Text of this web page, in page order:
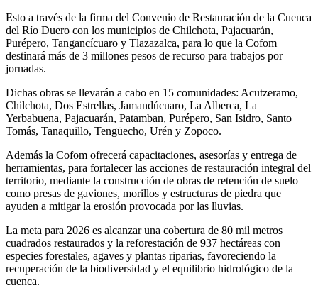
Esto a través de la firma del Convenio de Restauración de la Cuenca
del Río Duero con los municipios de Chilchota, Pajacuarán,
Purépero, Tangancícuaro y Tlazazalca, para lo que la Cofom
destinará más de 3 millones pesos de recurso para trabajos por
jornadas.
Dichas obras se llevarán a cabo en 15 comunidades: Acutzeramo,
Chilchota, Dos Estrellas, Jamandúcuaro, La Alberca, La
Yerbabuena, Pajacuarán, Patamban, Purépero, San Isidro, Santo
Tomás, Tanaquillo, Tengüecho, Urén y Zopoco.
Además la Cofom ofrecerá capacitaciones, asesorías y entrega de
herramientas, para fortalecer las acciones de restauración integral del
territorio, mediante la construcción de obras de retención de suelo
como presas de gaviones, morillos y estructuras de piedra que
ayuden a mitigar la erosión provocada por las lluvias.
La meta para 2026 es alcanzar una cobertura de 80 mil metros
cuadrados restaurados y la reforestación de 937 hectáreas con
especies forestales, agaves y plantas riparias, favoreciendo la
recuperación de la biodiversidad y el equilibrio hidrológico de la
cuenca.